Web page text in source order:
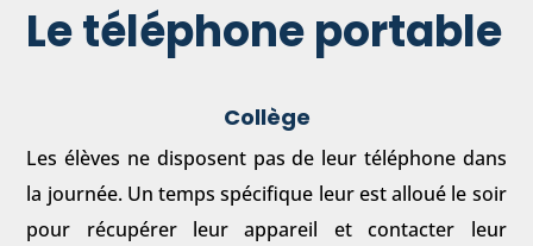
Le téléphone portable
Collège
Les élèves ne disposent pas de leur téléphone dans
la journée. Un temps spécifique leur est alloué le soir
pour récupérer leur appareil et contacter leur